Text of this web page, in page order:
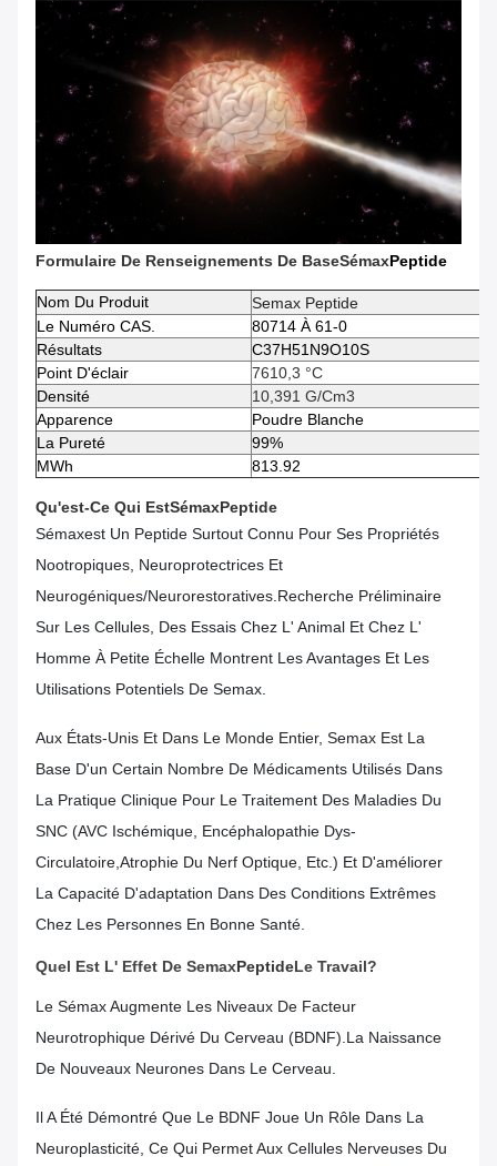
Formulaire De Renseignements De BaseSémaxPeptide
Nom Du Produit
Semax Peptide
Le Numéro CAS.
80714 À 61-0
Résultats
C37H51N9O10S
Point D'éclair
7610,3 °C
Densité
10,391 G/cm3
Apparence
Poudre Blanche
La Pureté
99%
MWh
813.92
Qu'est-Ce Qui EstSémaxPeptide
SémaxEst Un Peptide Surtout Connu Pour Ses Propriétés
Nootropiques, Neuroprotectrices Et
Neurogéniques/neurorestoratives.Recherche Préliminaire
Sur Les Cellules, Des Essais Chez L' Animal Et Chez L'
Homme À Petite Échelle Montrent Les Avantages Et Les
Utilisations Potentiels De Semax.
Aux États-Unis Et Dans Le Monde Entier, Semax Est La
Base D'un Certain Nombre De Médicaments Utilisés Dans
La Pratique Clinique Pour Le Traitement Des Maladies Du
SNC (AVC Ischémique, Encéphalopathie Dys-
Circulatoire,atrophie Du Nerf Optique, Etc.) Et D'améliorer
La Capacité D'adaptation Dans Des Conditions Extrêmes
Chez Les Personnes En Bonne Santé.
Quel Est L' Effet De SemaxPeptideLe Travail?
Le Sémax Augmente Les Niveaux De Facteur
Neurotrophique Dérivé Du Cerveau (BDNF).la Naissance
De Nouveaux Neurones Dans Le Cerveau.
Il A Été Démontré Que Le BDNF Joue Un Rôle Dans La
Neuroplasticité, Ce Qui Permet Aux Cellules Nerveuses Du